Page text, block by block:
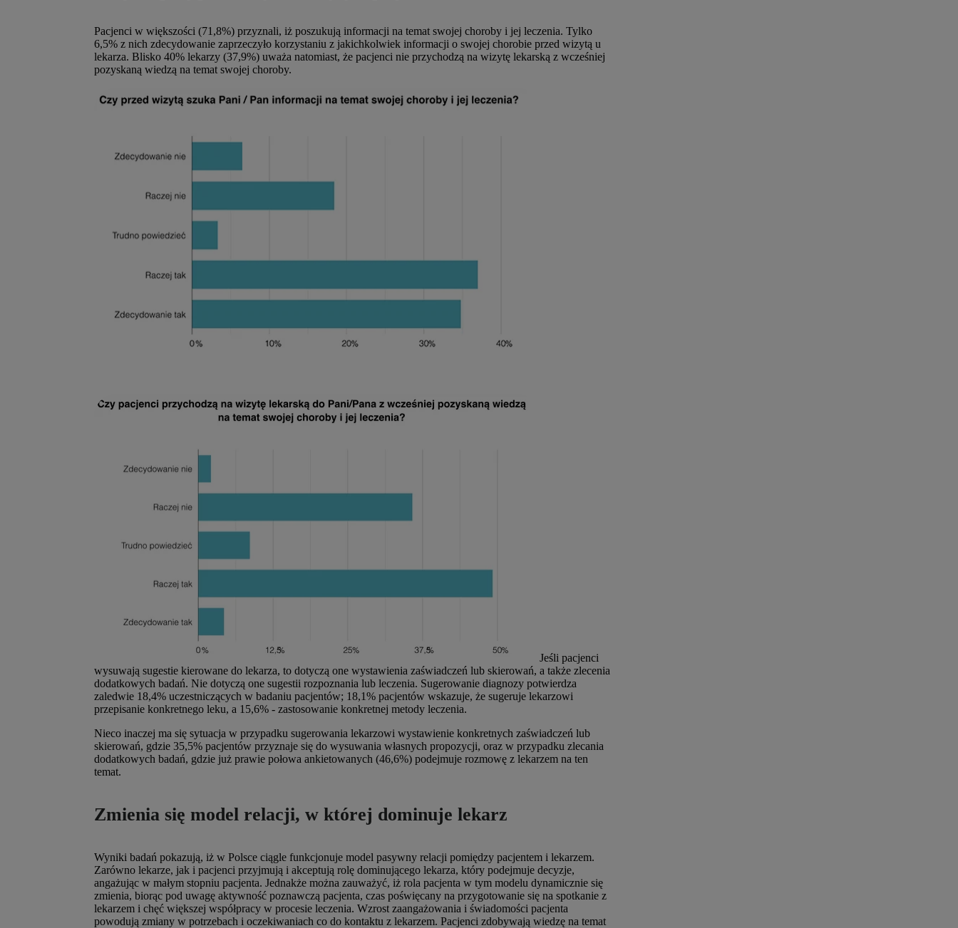
Pacjenci w większości (71,8%) przyznali, iż poszukują informacji na temat swojej choroby i jej leczenia. Tylko
6,5% z nich zdecydowanie zaprzeczyło korzystaniu z jakichkolwiek informacji o swojej chorobie przed wizytą u
lekarza. Blisko 40% lekarzy (37,9%) uważa natomiast, że pacjenci nie przychodzą na wizytę lekarską z wcześniej
pozyskaną wiedzą na temat swojej choroby.
Jeśli pacjenci
wysuwają sugestie kierowane do lekarza, to dotyczą one wystawienia zaświadczeń lub skierowań, a także zlecenia
dodatkowych badań. Nie dotyczą one sugestii rozpoznania lub leczenia. Sugerowanie diagnozy potwierdza
zaledwie 18,4% uczestniczących w badaniu pacjentów; 18,1% pacjentów wskazuje, że sugeruje lekarzowi
przepisanie konkretnego leku, a 15,6% - zastosowanie konkretnej metody leczenia.
Nieco inaczej ma się sytuacja w przypadku sugerowania lekarzowi wystawienie konkretnych zaświadczeń lub
skierowań, gdzie 35,5% pacjentów przyznaje się do wysuwania własnych propozycji, oraz w przypadku zlecania
dodatkowych badań, gdzie już prawie połowa ankietowanych (46,6%) podejmuje rozmowę z lekarzem na ten
temat.
Zmienia się model relacji, w której dominuje lekarz
Wyniki badań pokazują, iż w Polsce ciągle funkcjonuje model pasywny relacji pomiędzy pacjentem i lekarzem.
Zarówno lekarze, jak i pacjenci przyjmują i akceptują rolę dominującego lekarza, który podejmuje decyzje,
angażując w małym stopniu pacjenta. Jednakże można zauważyć, iż rola pacjenta w tym modelu dynamicznie się
zmienia, biorąc pod uwagę aktywność poznawczą pacjenta, czas poświęcany na przygotowanie się na spotkanie z
lekarzem i chęć większej współpracy w procesie leczenia. Wzrost zaangażowania i świadomości pacjenta
powodują zmiany w potrzebach i oczekiwaniach co do kontaktu z lekarzem. Pacjenci zdobywają wiedzę na temat